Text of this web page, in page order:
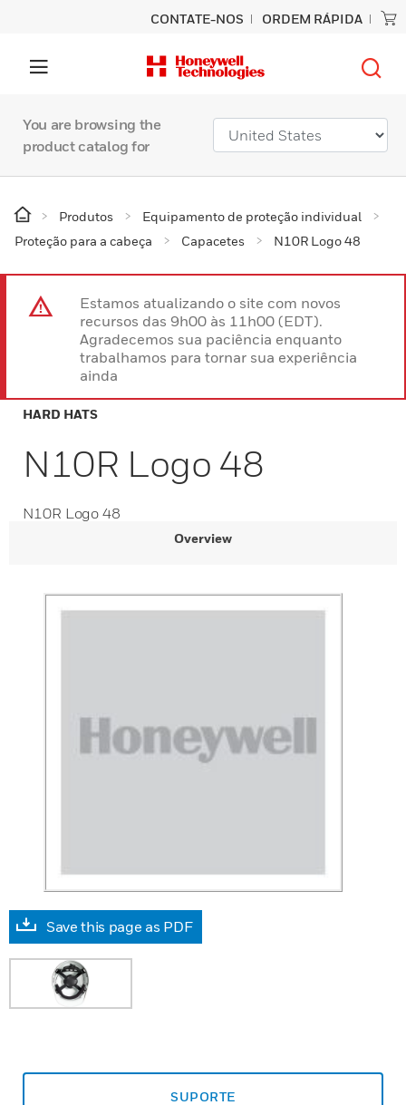
CONTATE-NOS ORDEM RÁPIDA
You are browsing the
product catalog for
Produtos
Equipamento de proteção individual
Proteção para a cabeça
Capacetes N10R Logo 48
Estamos atualizando o site com novos
recursos das 9h00 às 11h00 (EDT).
Agradecemos sua paciência enquanto
trabalhamos para tornar sua experiência
ainda
HARD HATS
N10R Logo 48
N10R Logo 48
Overview
Save this page as PDF
SUPORTE